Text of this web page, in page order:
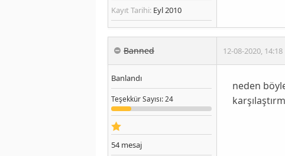
Kayıt Tarihi: Eyl 2010
Banned 12-08-2020, 14:18
Banlandı
TeşekkürSayısı: 24
54mesaj
neden